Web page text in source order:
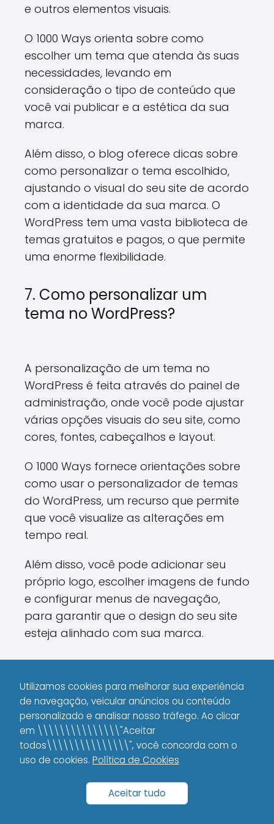
e outros elementos visuais.
O 1000 Ways orienta sobre como
escolher um tema que atenda às suas
necessidades, levando em
consideração o tipo de conteúdo que
você vai publicar e a estética da sua
marca.
Além disso, o blog oferece dicas sobre
como personalizar o tema escolhido,
ajustando o visual do seu site de acordo
com a identidade da sua marca. O
WordPress tem uma vasta biblioteca de
temas gratuitos e pagos, o que permite
uma enorme flexibilidade.
7. Como personalizar um
tema no WordPress?
A personalização de um tema no
WordPress é feita através do painel de
administração, onde você pode ajustar
várias opções visuais do seu site, como
cores, fontes, cabeçalhos e layout.
O 1000 Ways fornece orientações sobre
como usar o personalizador de temas
do WordPress, um recurso que permite
que você visualize as alterações em
tempo real.
Além disso, você pode adicionar seu
próprio logo, escolher imagens de fundo
e configurar menus de navegação,
para garantir que o design do seu site
esteja alinhado com sua marca.
eles podem ajudar meu site?
Plugins são extensões que adicionam
funcionalidades extras ao seu site
O 1000 Ways ensina como escolher e
Utilizamos cookies para melhorar sua experiência
de navegação, veicular anúncios ou conteúdo
personalizado e analisar nosso tráfego. Ao clicar
em \\\\\\\\\\\\\\\"Aceitar
todos\\\\\\\\\\\\\\\", você concorda com o
uso de cookies. Política de Cookies
Aceitar tudo